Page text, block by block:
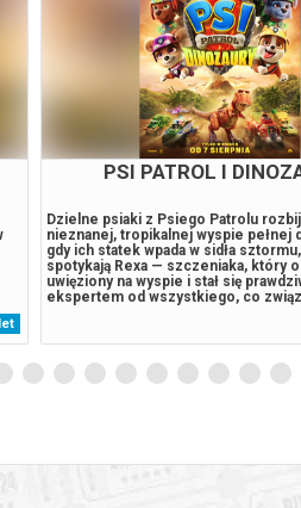
PSI PATROL I
Dzielne psiaki z Psiego Patrolu
nieznanej, tropikalnej wyspie pełnej
gdy ich statek wpada w sidła
spotykają Rexa — szczeniaka, który
uwięziony na wyspie i stał się
ekspertem od wszystkiego, co
Humdinger, Zaczyna pozyskiwać